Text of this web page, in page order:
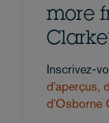
more
Inscrivez-
d'aperçus,
d'Osborne